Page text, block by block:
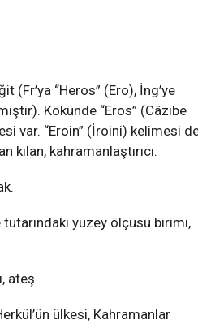
(Fr’ya “Heros” (Ero), İng’ye
Kökünde “Eros” (Câzibe
var. “Eroin” (İroini) kelimesi
kılan, kahramanlaştırıcı.
yüzey ölçüsü birimi,
ateş
ülkesi, Kahramanlar